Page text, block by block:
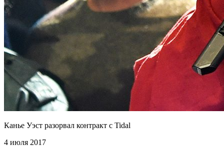
Канье Уэст разорвал контракт с Tidal
4 июля 2017